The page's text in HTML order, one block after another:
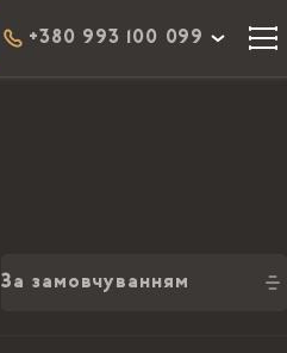
+380 993 100 099
За замовчуванням